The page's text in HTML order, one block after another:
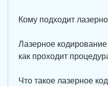
Кому подходит
Лазерное кодирование
как проходит
Что такое лазерное